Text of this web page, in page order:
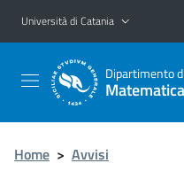
Vai al contenuto principale
Vai al menu di navigazione
Università di Catania
Dipartimento di
Home > Avvisi